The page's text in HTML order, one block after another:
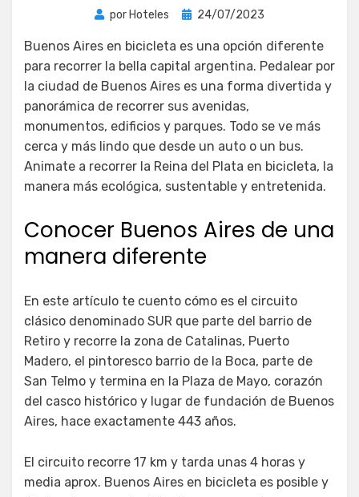
por Hoteles
Publicada
24/07/2023
Buenos Aires en bicicleta es una opción diferente
para recorrer la bella capital argentina. Pedalear por
la ciudad de Buenos Aires es una forma divertida y
panorámica de recorrer sus avenidas,
monumentos, edificios y parques. Todo se ve más
cerca y más lindo que desde un auto o un bus.
Animate a recorrer la Reina del Plata en bicicleta, la
manera más ecológica, sustentable y entretenida.
Conocer Buenos Aires de una
manera diferente
En este artículo te cuento cómo es el circuito
clásico denominado SUR que parte del barrio de
Retiro y recorre la zona de Catalinas, Puerto
Madero, el pintoresco barrio de la Boca, parte de
San Telmo y termina en la Plaza de Mayo, corazón
del casco histórico y lugar de fundación de Buenos
Aires, hace exactamente 443 años.
El circuito recorre 17 km y tarda unas 4 horas y
media aprox. Buenos Aires en bicicleta es posible y